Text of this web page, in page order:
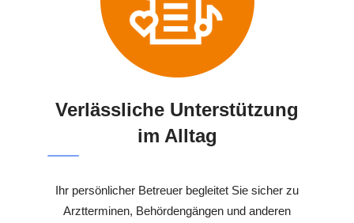
Verlässliche Unterstützung
im Alltag
Ihr persönlicher Betreuer begleitet Sie sicher zu
Arztterminen, Behördengängen und anderen